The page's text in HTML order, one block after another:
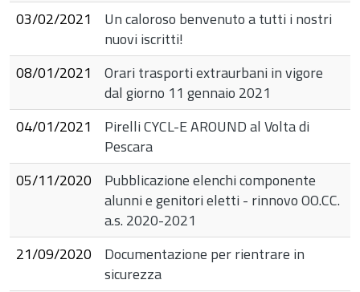
03/02/2021
Un caloroso benvenuto a tutti i nostri
nuovi iscritti!
08/01/2021
Orari trasporti extraurbani in vigore
dal giorno 11 gennaio 2021
04/01/2021
Pirelli CYCL-E AROUND al Volta di
Pescara
05/11/2020
Pubblicazione elenchi componente
alunni e genitori eletti - rinnovo OO.CC.
a.s. 2020-2021
21/09/2020
Documentazione per rientrare in
sicurezza